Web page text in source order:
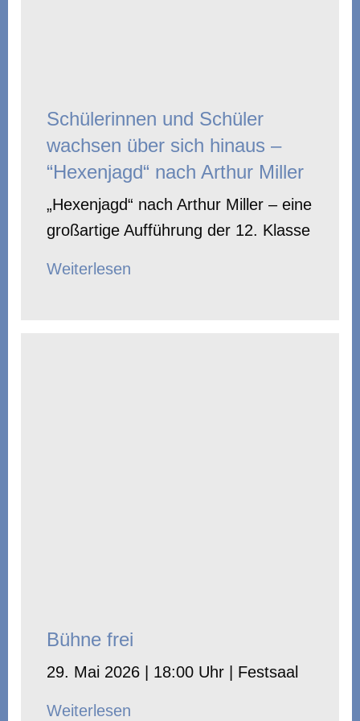
Schülerinnen und Schüler
wachsen über sich hinaus –
“Hexenjagd“ nach Arthur Miller
„Hexenjagd“ nach Arthur Miller – eine
großartige Aufführung der 12. Klasse
Weiterlesen
Bühne frei
29. Mai 2026 | 18:00 Uhr | Festsaal
Weiterlesen